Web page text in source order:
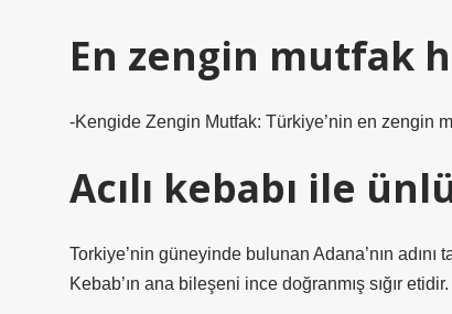
En zengin mutfak
-Kengide Zengin Mutfak: Türkiye’nin en zengin
Acılı kebabı ile
Torkiye’nin güneyinde bulunan Adana’nın
Kebab’ın ana bileşeni ince doğranmış sığır etidir.